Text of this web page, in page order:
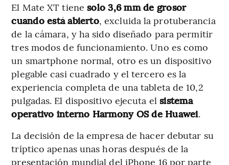
El Mate XT tiene solo 3,6 mm de grosor
cuando está abierto, excluida la protuberancia
de la cámara, y ha sido diseñado para permitir
tres modos de funcionamiento. Uno es como
un smartphone normal, otro es un dispositivo
plegable casi cuadrado y el tercero es la
experiencia completa de una tableta de 10,2
pulgadas. El dispositivo ejecuta elsistema
operativo interno Harmony OS de Huawei.
La decisión de la empresa de hacer debutar su
tríptico apenas unas horas después de la
presentación mundial del iPhone 16 por parte